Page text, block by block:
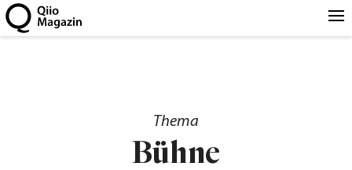
Thema
Bühne